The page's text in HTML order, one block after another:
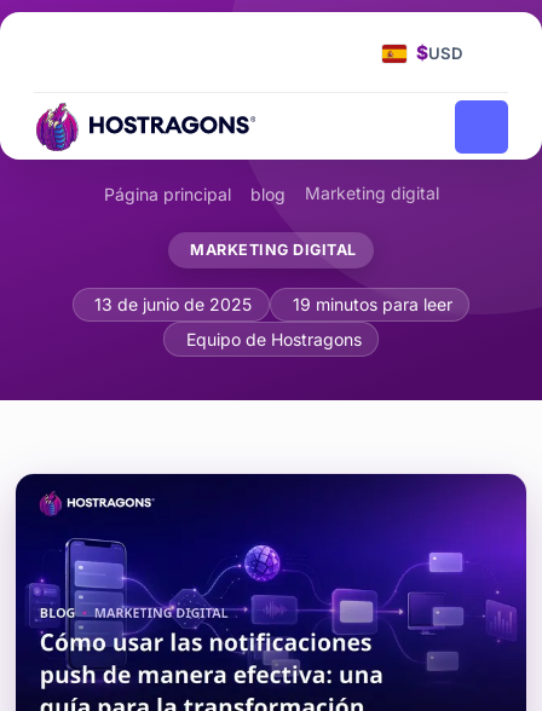
$USD
Página principal blog Marketing digital
MARKETING DIGITAL
Uso Efectivo de Notificaciones Push:
13 de junio de 2025
19 minutos para leer
Equipo de Hostragons